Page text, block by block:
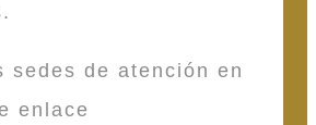
sedes de atención en
enlace